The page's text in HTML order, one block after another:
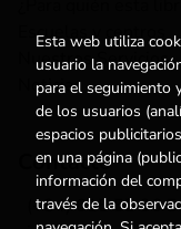
Escuelas y centros
Nuestros Servicios
Noticias
Contacto
(+34) 615 55 96
Esta web utiliza
usuario la
para el seguimiento
de los usuarios
espacios
en una página
información del
través de la